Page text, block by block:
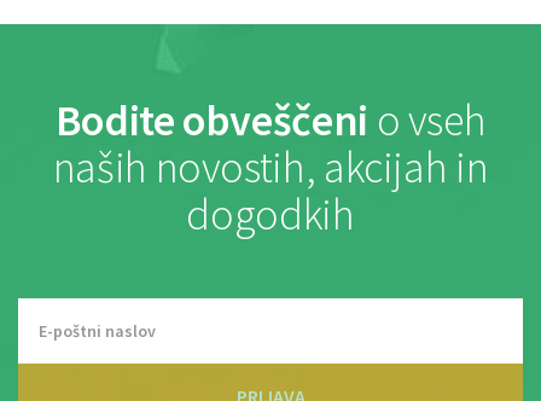
Bodite obveščeni o vseh
naših novostih, akcijah in
dogodkih
PRIJAVA